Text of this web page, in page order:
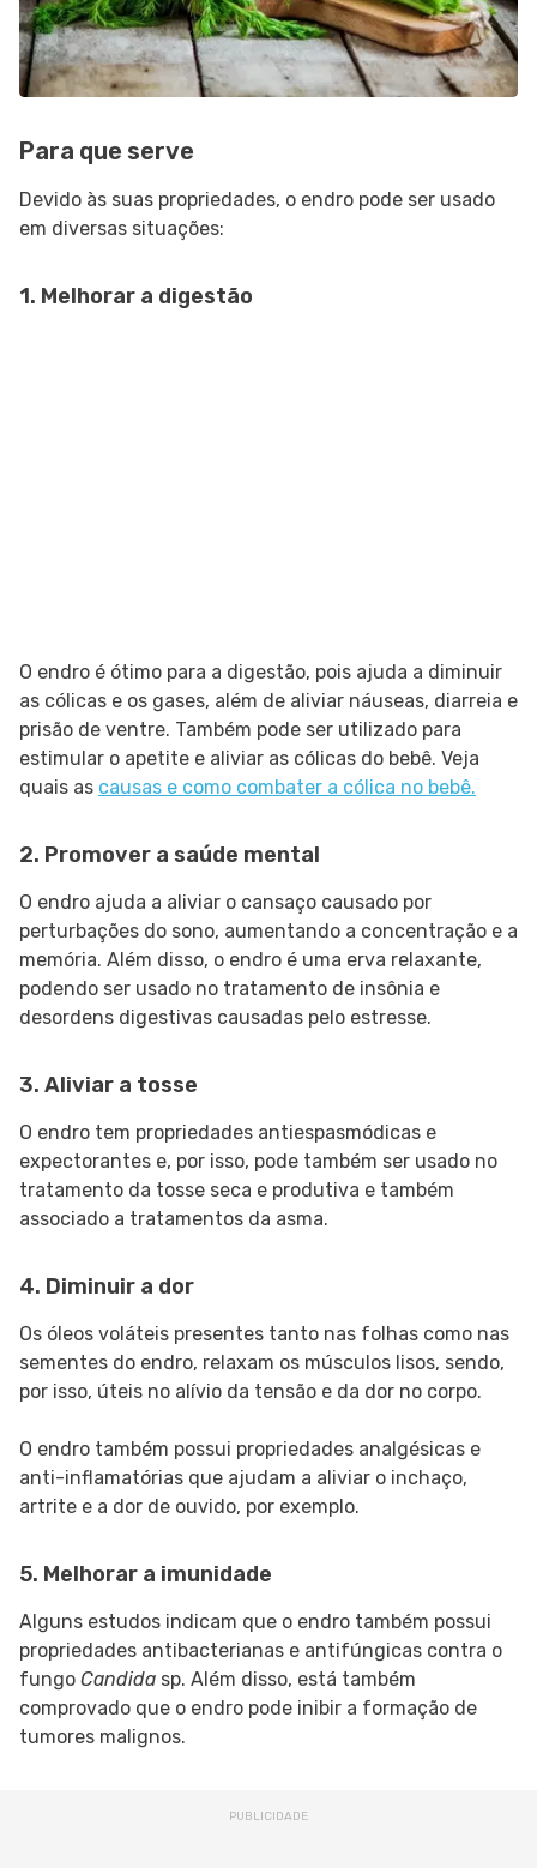
Para que serve
Devido às suas propriedades, o endro pode ser usado
em diversas situações:
1. Melhorar a digestão
O endro é ótimo para a digestão, pois ajuda a diminuir
as cólicas e os gases, além de aliviar náuseas, diarreia e
prisão de ventre. Também pode ser utilizado para
estimular o apetite e aliviar as cólicas do bebê. Veja
quais as causas e como combater a cólica no bebê.
2. Promover a saúde mental
O endro ajuda a aliviar o cansaço causado por
perturbações do sono, aumentando a concentração e a
memória. Além disso, o endro é uma erva relaxante,
podendo ser usado no tratamento de insônia e
desordens digestivas causadas pelo estresse.
3. Aliviar a tosse
O endro tem propriedades antiespasmódicas e
expectorantes e, por isso, pode também ser usado no
tratamento da tosse seca e produtiva e também
associado a tratamentos da asma.
4. Diminuir a dor
Os óleos voláteis presentes tanto nas folhas como nas
sementes do endro, relaxam os músculos lisos, sendo,
por isso, úteis no alívio da tensão e da dor no corpo.
O endro também possui propriedades analgésicas e
anti-inflamatórias que ajudam a aliviar o inchaço,
artrite e a dor de ouvido, por exemplo.
5. Melhorar a imunidade
Alguns estudos indicam que o endro também possui
propriedades antibacterianas e antifúngicas contra o
fungo Candida sp. Além disso, está também
comprovado que o endro pode inibir a formação de
tumores malignos.